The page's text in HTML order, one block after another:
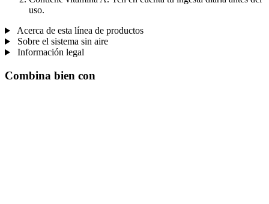
uso.
Acerca de esta línea de productos
Sobre el sistema sin aire
Información legal
Combina bien con